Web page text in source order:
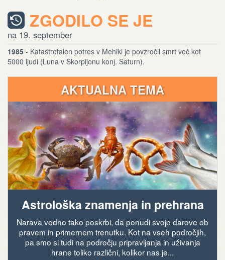
ZGODILO SE JE
na 19. september
1985 - Katastrofalen potres v Mehiki je povzročil smrt več kot
5000 ljudi (Luna v Škorpijonu konj. Saturn).
AKTUALNA TEMA
Astrološka znamenja in prehrana
Narava vedno tako poskrbi, da ponudi svoje darove ob
pravem in primernem trenutku. Kot na vseh področjih,
pa smo si tudi na področju pripravljanja in uživanja
hrane toliko različni, kolikor nas je...